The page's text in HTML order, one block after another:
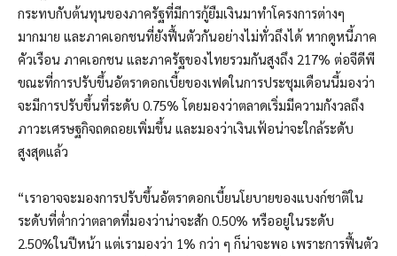
กระทบกับต้นทุนของภาครัฐที่มีการกู้ยืมเงินมาทำโครงการต่างๆ
มากมาย และภาคเอกชนที่ยังฟื้นตัวกันอย่างไม่ทั่วถึงได้ หากดูหนี้ภาค
คัวเรือน ภาคเอกชน และภาครัฐของไทยรวมกันสูงถึง 217% ต่อจีดีพี
ขณะที่การปรับขึ้นอัตราดอกเบี้ยของเฟดในการประชุมเดือนนี้มองว่า
จะมีการปรับขึ้นที่ระดับ 0.75% โดยมองว่าตลาดเริ่มมีความกังวลถึง
ภาวะเศรษฐกิจถดถอยเพิ่มขึ้น และมองว่าเงินเฟ้อน่าจะใกล้ระดับ
สูงสุดแล้ว
“เราอาจจะมองการปรับขึ้นอัตราดอกเบี้ยนโยบายของแบงก์ชาติใน
ระดับที่ต่ำกว่าตลาดที่มองว่าน่าจะสัก 0.50% หรืออยู่ในระดับ
2.50%ในปีหน้า แต่เรามองว่า 1% กว่า ๆ ก็น่าจะพอ เพราะการฟื้นตัว